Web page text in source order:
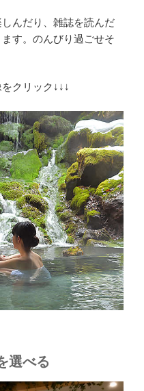
んだり、雑誌を読んだ
す。のんびり過ごせそ
クリック↓↓↓
選べる